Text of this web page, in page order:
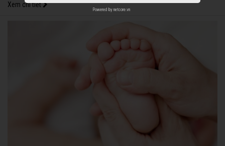
Xem chi tiết
Powered by netcore.vn